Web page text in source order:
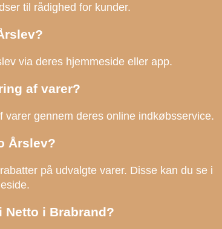
til rådighed for kunder.
via deres hjemmeside eller app.
af varer?
gennem deres online indkøbsservice.
Årslev?
på udvalgte varer. Disse kan du se i
Netto i Brabrand?